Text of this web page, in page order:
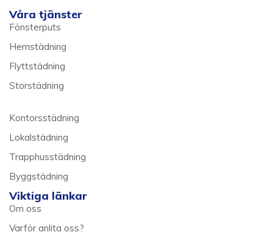
Våra tjänster
Fönsterputs
Hemstädning
Flyttstädning
Storstädning
Kontorsstädning
Lokalstädning
Trapphusstädning
Byggstädning
Viktiga länkar
Om oss
Varför anlita oss?